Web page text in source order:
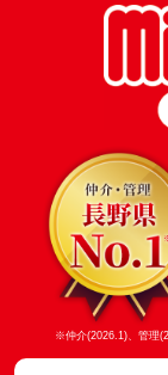
※仲介(2026.1)、管理